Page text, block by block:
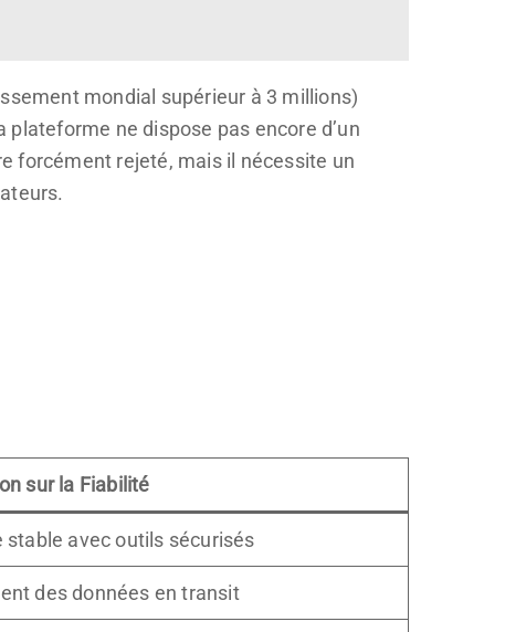
mondial supérieur à 3 millions)
ne dispose pas encore d’un
forcément rejeté, mais il nécessite un
sur la Fiabilité
stable avec outils sécurisés
des données en transit